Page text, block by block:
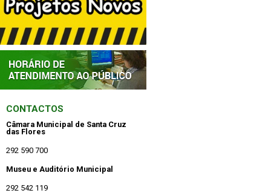
CONTACTOS
Câmara Municipal de Santa Cruz
das Flores
292 590 700
Museu e Auditório Municipal
292 542 119